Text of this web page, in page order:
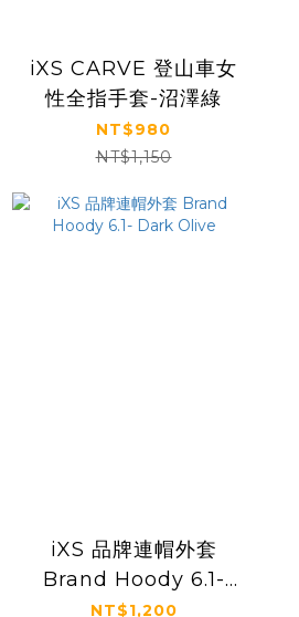
iXS CARVE 登山車女
性全指手套-沼澤綠
NT$980
NT$1,150
iXS 品牌連帽外套
Brand Hoody 6.1-
Dark Olive
NT$1,200